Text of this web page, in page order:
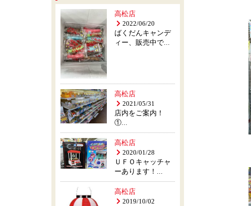
高松店
2022/06/20
ばくだんキャンデ
ィー、販売中で...
高松店
2021/05/31
店内をご案内！
①...
高松店
2020/01/28
ＵＦＯキャッチャ
ーあります！...
高松店
2019/10/02